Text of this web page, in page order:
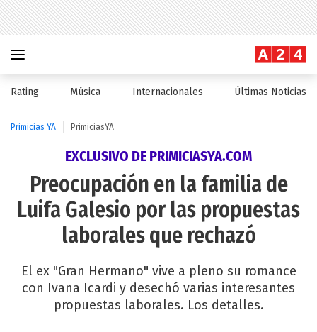
Rating Música Internacionales Últimas Noticias
Primicias YA PrimiciasYA
EXCLUSIVO DE PRIMICIASYA.COM
Preocupación en la familia de
Luifa Galesio por las propuestas
laborales que rechazó
El ex "Gran Hermano" vive a pleno su romance
con Ivana Icardi y desechó varias interesantes
propuestas laborales. Los detalles.